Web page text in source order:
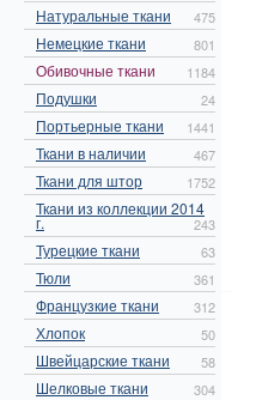
Натуральные ткани 475
Немецкие ткани 801
Обивочные ткани 1184
Подушки 24
Портьерные ткани 1441
Ткани в наличии 467
Ткани для штор 1752
Ткани из коллекции 2014
г. 243
Турецкие ткани 63
Тюли 361
Французкие ткани 312
Хлопок 50
Швейцарские ткани 58
Шелковые ткани 304